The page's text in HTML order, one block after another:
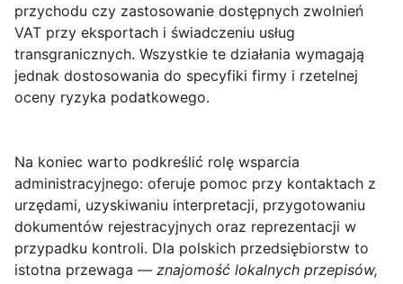
przychodu czy zastosowanie dostępnych zwolnień
VAT przy eksportach i świadczeniu usług
transgranicznych. Wszystkie te działania wymagają
jednak dostosowania do specyfiki firmy i rzetelnej
oceny ryzyka podatkowego.
Na koniec warto podkreślić rolę wsparcia
administracyjnego: oferuje pomoc przy kontaktach z
urzędami, uzyskiwaniu interpretacji, przygotowaniu
dokumentów rejestracyjnych oraz reprezentacji w
przypadku kontroli. Dla polskich przedsiębiorstw to
istotna przewaga — znajomość lokalnych przepisów,